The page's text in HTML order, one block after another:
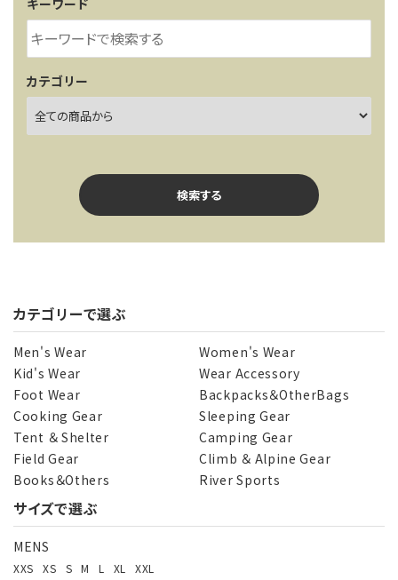
POLICY
INFORMATION
ACCOUNT MENU
ログイン 新規会員登録
キーワード
カテゴリー
検索する
キーワード
カテゴリー
検索する
カテゴリーで選ぶ
Men's Wear
Women's Wear
Kid's Wear
Wear Accessory
Foot Wear
Backpacks＆OtherBags
Cooking Gear
Sleeping Gear
Tent ＆ Shelter
Camping Gear
Field Gear
Climb ＆ Alpine Gear
Books＆Others
River Sports
サイズで選ぶ
MENS
XXS XS S M L XL XXL